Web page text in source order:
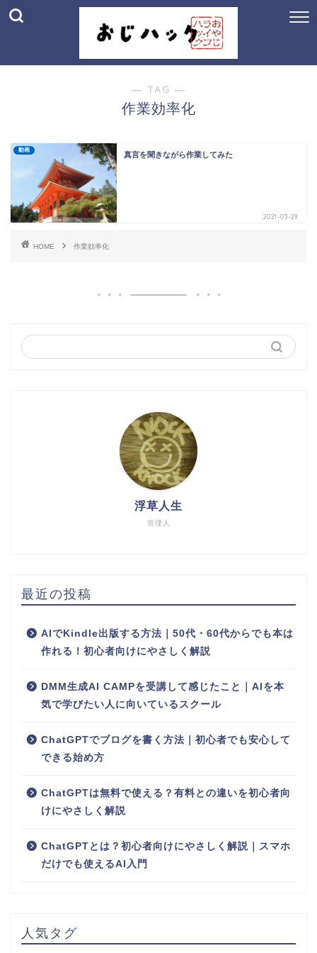
― TAG ―
作業効率化
動画
真言を聞きながら作業してみた
2021-03-29
HOME 作業効率化
管理人
浮草人生
最近の投稿
AIでKindle出版する方法｜50代・60代からでも本は
作れる！初心者向けにやさしく解説
DMM生成AI CAMPを受講して感じたこと｜AIを本
気で学びたい人に向いているスクール
ChatGPTでブログを書く方法｜初心者でも安心して
できる始め方
ChatGPTは無料で使える？有料との違いを初心者向
けにやさしく解説
ChatGPTとは？初心者向けにやさしく解説｜スマホ
だけでも使えるAI入門
人気タグ